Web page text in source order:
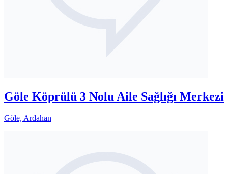
Göle Köprülü 3 Nolu Aile Sağlığı Merkezi
Göle, Ardahan